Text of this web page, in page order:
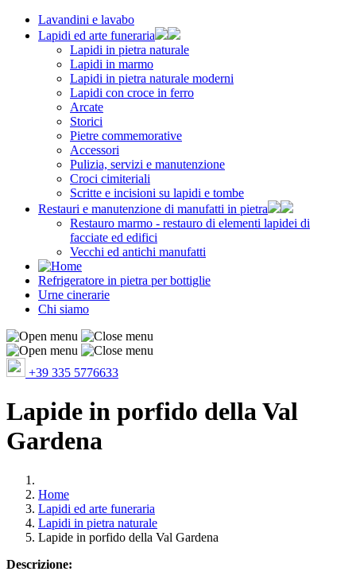
Lavandini e lavabo
Lapidi ed arte funeraria
Lapidi in pietra naturale
Lapidi in marmo
Lapidi in pietra naturale moderni
Lapidi con croce in ferro
Arcate
Storici
Pietre commemorative
Accessori
Pulizia, servizi e manutenzione
Croci cimiteriali
Scritte e incisioni su lapidi e tombe
Restauri e manutenzione di manufatti in pietra
Restauro marmo - restauro di elementi lapidei di
facciate ed edifici
Vecchi ed antichi manufatti
Refrigeratore in pietra per bottiglie
Urne cinerarie
Chi siamo
+39 335 5776633
Lapide in porfido della Val
Gardena
Home
Lapidi ed arte funeraria
Lapidi in pietra naturale
Lapide in porfido della Val Gardena
Descrizione: